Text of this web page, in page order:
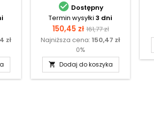
zł
 Dostępny
Termin wysyłki 3 dni
Cena
150,45 zł Cena
podstawowa
161,77 zł
Najniższa cena: 150,47 zł
0%
 Dodaj do koszyka